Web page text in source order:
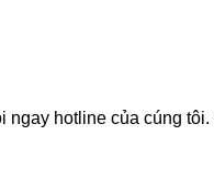
hotline của cúng